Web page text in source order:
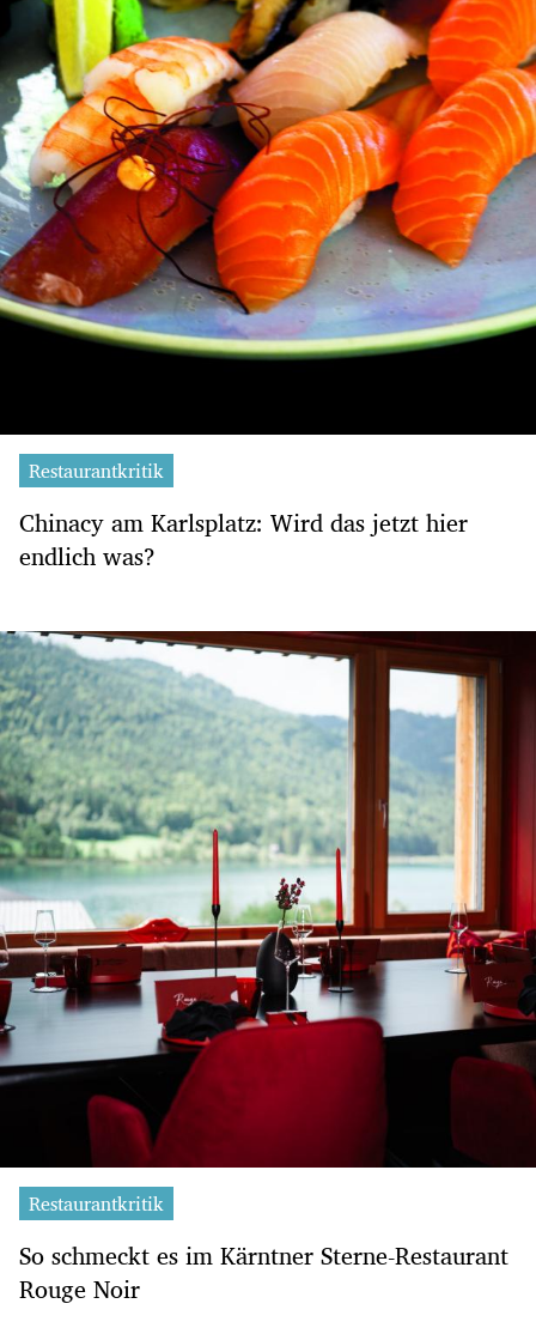
Restaurantkritik
Chinacy am Karlsplatz: Wird das jetzt hier
endlich was?
Restaurantkritik
So schmeckt es im Kärntner Sterne-Restaurant
Rouge Noir